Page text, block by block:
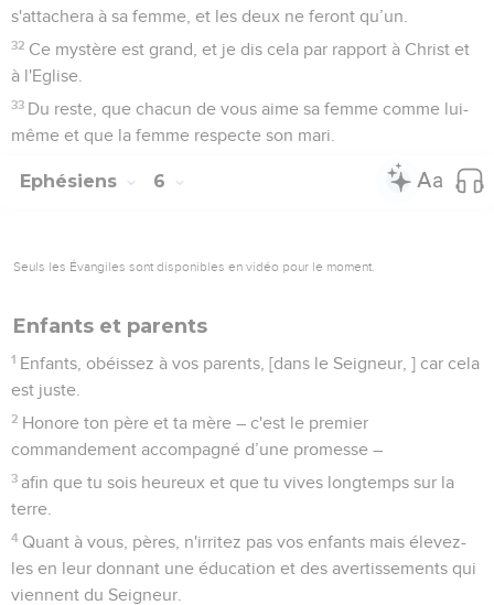
s'attachera à sa femme, et les deux ne feront qu’un.
32 Ce mystère est grand, et je dis cela par rapport à Christ et
à l'Eglise.
33 Du reste, que chacun de vous aime sa femme comme lui-
même et que la femme respecte son mari.
Ephésiens 6
Seuls les Évangiles sont disponibles en vidéo pour le moment.
Enfants et parents
1 Enfants, obéissez à vos parents, [dans le Seigneur, ] car cela
est juste.
2 Honore ton père et ta mère – c'est le premier
commandement accompagné d’une promesse –
3 afin que tu sois heureux et que tu vives longtemps sur la
terre.
4 Quant à vous, pères, n'irritez pas vos enfants mais élevez-
les en leur donnant une éducation et des avertissements qui
viennent du Seigneur.